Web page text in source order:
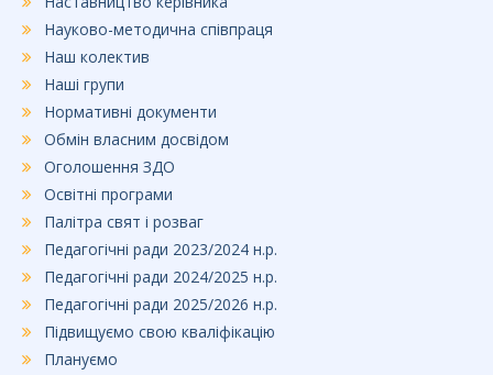
Науково-методична співпраця
Наш колектив
Наші групи
Нормативні документи
Обмін власним досвідом
Оголошення ЗДО
Освітні програми
Палітра свят і розваг
Педагогічні ради 2023/2024 н.р.
Педагогічні ради 2024/2025 н.р.
Педагогічні ради 2025/2026 н.р.
Підвищуємо свою кваліфікацію
Плануємо